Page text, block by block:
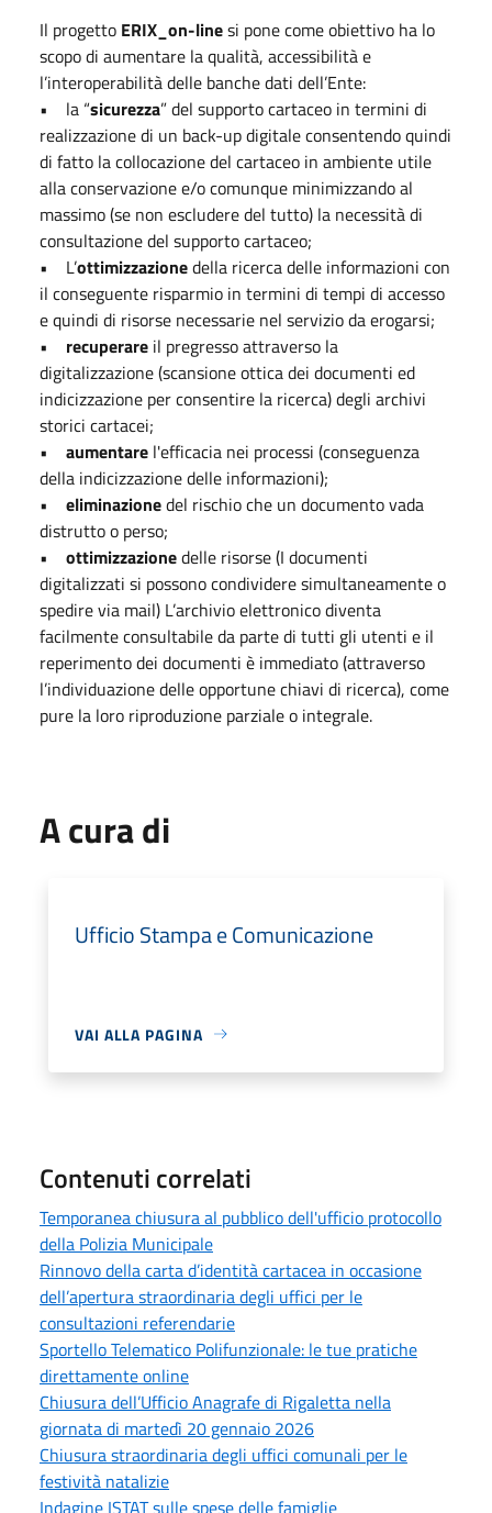
Il progetto ERIX_on-linesi pone come obiettivo ha lo
scopo di aumentare la qualità, accessibilità e
l’interoperabilità delle banche dati dell’Ente:
• la “sicurezza” del supporto cartaceo in termini di
realizzazione di un back-up digitale consentendo quindi
di fatto la collocazione del cartaceo in ambiente utile
alla conservazione e/o comunque minimizzando al
massimo (se non escludere del tutto) la necessità di
consultazione del supporto cartaceo;
• L’ottimizzazionedella ricerca delle informazioni con
il conseguente risparmio in termini di tempi di accesso
e quindi di risorse necessarie nel servizio da erogarsi;
• recuperare il pregresso attraverso la
digitalizzazione (scansione ottica dei documenti ed
indicizzazione per consentire la ricerca) degli archivi
storici cartacei;
• aumentare l'efficacia nei processi (conseguenza
della indicizzazione delle informazioni);
• eliminazionedel rischio che un documento vada
distrutto o perso;
• ottimizzazionedelle risorse (I documenti
digitalizzati si possono condividere simultaneamente o
spedire via mail) L’archivio elettronico diventa
facilmente consultabile da parte di tutti gli utenti e il
reperimento dei documenti è immediato (attraverso
l’individuazione delle opportune chiavi di ricerca), come
pure la loro riproduzione parziale o integrale.
A cura di
Ufficio Stampa e Comunicazione
VAI ALLA PAGINA
Contenuti correlati
Temporanea chiusura al pubblico dell'ufficio protocollo
della Polizia Municipale
Rinnovo della carta d’identità cartacea in occasione
dell’apertura straordinaria degli uffici per le
consultazioni referendarie
Sportello Telematico Polifunzionale: le tue pratiche
direttamente online
Chiusura dell’Ufficio Anagrafe di Rigaletta nella
giornata di martedì 20 gennaio 2026
Chiusura straordinaria degli uffici comunali per le
festività natalizie
Indagine ISTAT sulle spese delle famiglie